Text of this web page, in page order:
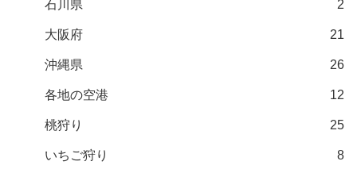
石川県 2
大阪府 21
沖縄県 26
各地の空港 12
桃狩り 25
いちご狩り 8